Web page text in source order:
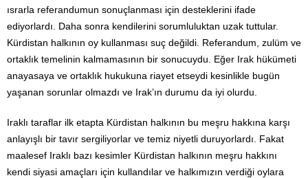
ısrarla referandumun sonuçlanması için desteklerini ifade
ediyorlardı. Daha sonra kendilerini sorumluluktan uzak tuttular.
Kürdistan halkının oy kullanması suç değildi. Referandum, zulüm ve
ortaklık temelinin kalmamasının bir sonucuydu. Eğer Irak hükümeti
anayasaya ve ortaklık hukukuna riayet etseydi kesinlikle bugün
yaşanan sorunlar olmazdı ve Irak’ın durumu da iyi olurdu.
Iraklı taraflar ilk etapta Kürdistan halkının bu meşru hakkına karşı
anlayışlı bir tavır sergiliyorlar ve temiz niyetli duruyorlardı. Fakat
maalesef Iraklı bazı kesimler Kürdistan halkının meşru hakkını
kendi siyasi amaçları için kullandılar ve halkımızın verdiği oylara